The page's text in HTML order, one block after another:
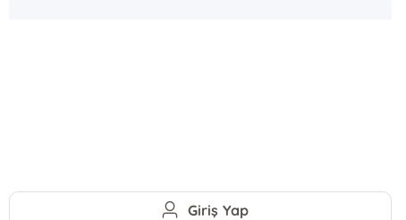
Giriş Yap